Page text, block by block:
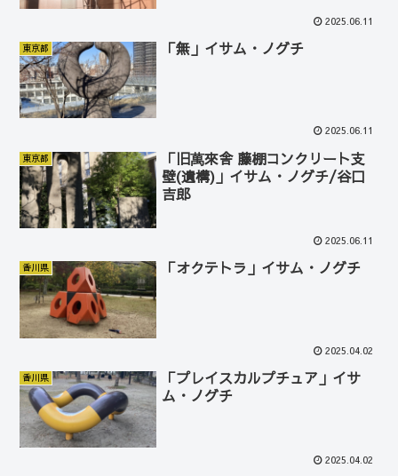
2025.06.11
東京都 「無」イサム・ノグチ
2025.06.11
東京都
「旧萬來舎 藤棚コンクリート支
壁(遺構)」イサム・ノグチ/谷口
吉郎
2025.06.11
香川県 「オクテトラ」イサム・ノグチ
2025.04.02
香川県
「プレイスカルプチュア」イサ
ム・ノグチ
2025.04.02